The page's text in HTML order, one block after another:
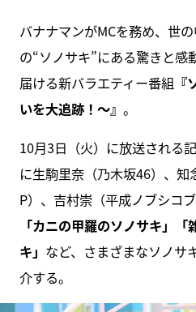
バナナマンがMCを務め、世
の“ソノサキ”にある驚きと感
届ける新バラエティー番組
いを大追跡！～』 。
10月3日（火）に放送される
に生駒里奈（乃木坂46）、
P）、吉村崇（平成ノブシコ
「カニの甲羅のソノサキ」
キ」 など、さまざまなソノサ
介する。